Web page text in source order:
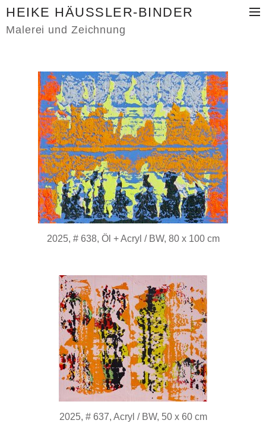
HEIKE HÄUSSLER-BINDER
Malerei und Zeichnung
KLEINE BILDER
AKTUELL
PAPIER
PRINT
VITA
KONTAKT
2025, # 638, Öl + Acryl / BW, 80 x 100 cm
2025, # 637, Acryl / BW, 50 x 60 cm